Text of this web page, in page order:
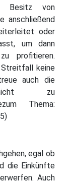
Besitz von
anschließend
oder
um dann
profitieren.
Streitfall keine
auch die
zu
Thema:
egal ob
die Einkünfte
Auch